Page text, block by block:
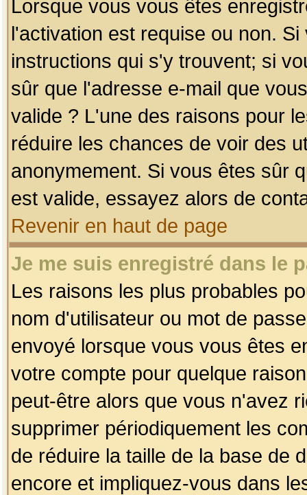
Lorsque vous vous êtes
l'activation est requise ou non.
instructions qui s'y trouvent; si
sûr que l'adresse e-mail que
valide ? L'une des raisons pour
réduire les chances de voir des
anonymement. Si vous êtes sûr
est valide, essayez alors de
Revenir en haut de page
Je me suis enregistré dans le
Les raisons les plus probables
nom d'utilisateur ou mot de
envoyé lorsque vous vous êtes
votre compte pour quelque
peut-être alors que vous n'avez
supprimer périodiquement les
de réduire la taille de la base de
encore et impliquez-vous dans